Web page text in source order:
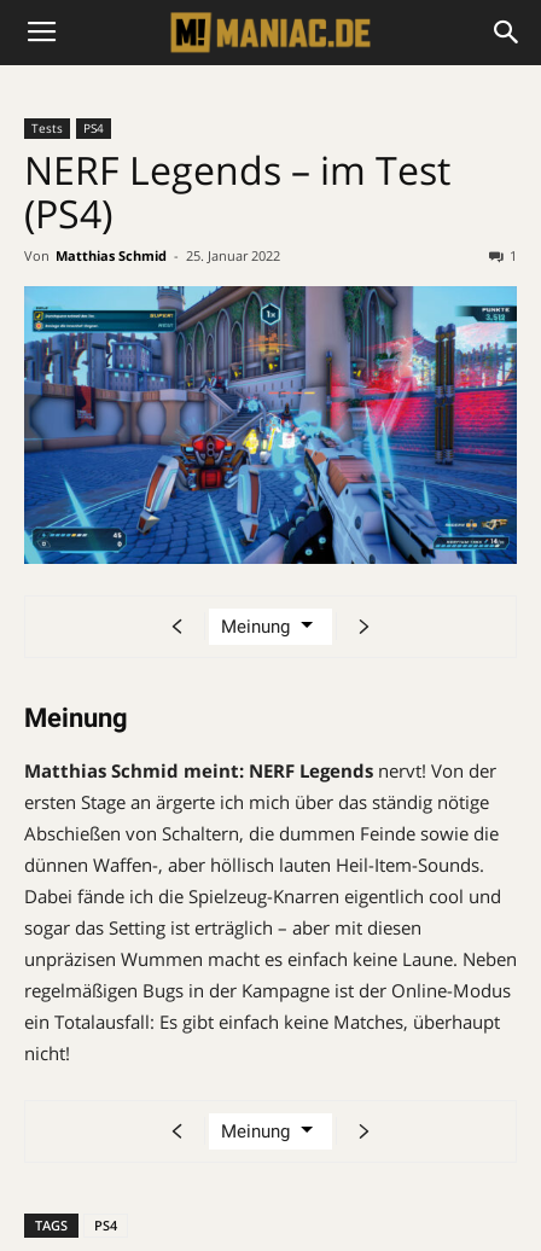
Tests PS4
NERF Legends – im Test
(PS4)
Von Matthias Schmid - 25. Januar 2022 1
Meinung
Matthias Schmid meint: NERF Legends nervt! Von der
ersten Stage an ärgerte ich mich über das ständig nötige
Abschießen von Schaltern, die dummen Feinde sowie die
dünnen Waffen-, aber höllisch lauten Heil-Item-Sounds.
Dabei fände ich die Spielzeug-Knarren eigentlich cool und
sogar das Setting ist erträglich – aber mit diesen
unpräzisen Wummen macht es einfach keine Laune. Neben
regelmäßigen Bugs in der Kampagne ist der Online-Modus
ein Totalausfall: Es gibt einfach keine Matches, überhaupt
nicht!
TAGS PS4